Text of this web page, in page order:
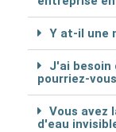
Y at-il une
J'ai besoin
pourriez-
Vous avez
d'eau